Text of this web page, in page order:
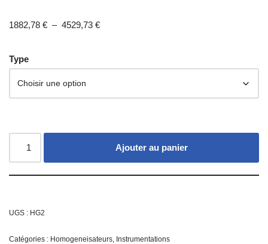
1882,78 € – 4529,73 €
Type
Ajouter au panier
UGS : HG2
Catégories : Homogeneisateurs Instrumentations